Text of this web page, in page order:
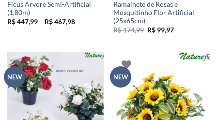
Ficus Árvore Semi-Artificial
(1,80m)
R$447,99 – R$467,98Faixa
R$ 467,98
Ramalhete de Rosas e
Mosquitinho Flor Artificial
(25x65cm)
R$174,99 O
R$99,97O
R$ 99,97.
NEW NEW